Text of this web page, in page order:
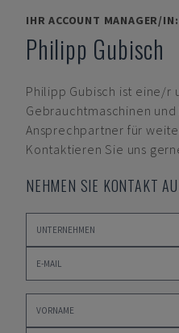
IHR ACCOUNT MANAGER/IN:
Philipp Gubisch
Philipp Gubisch ist eine/r
Gebrauchtmaschinen
Ansprechpartner für
Kontaktieren Sie uns
NEHMEN SIE KONTAKT